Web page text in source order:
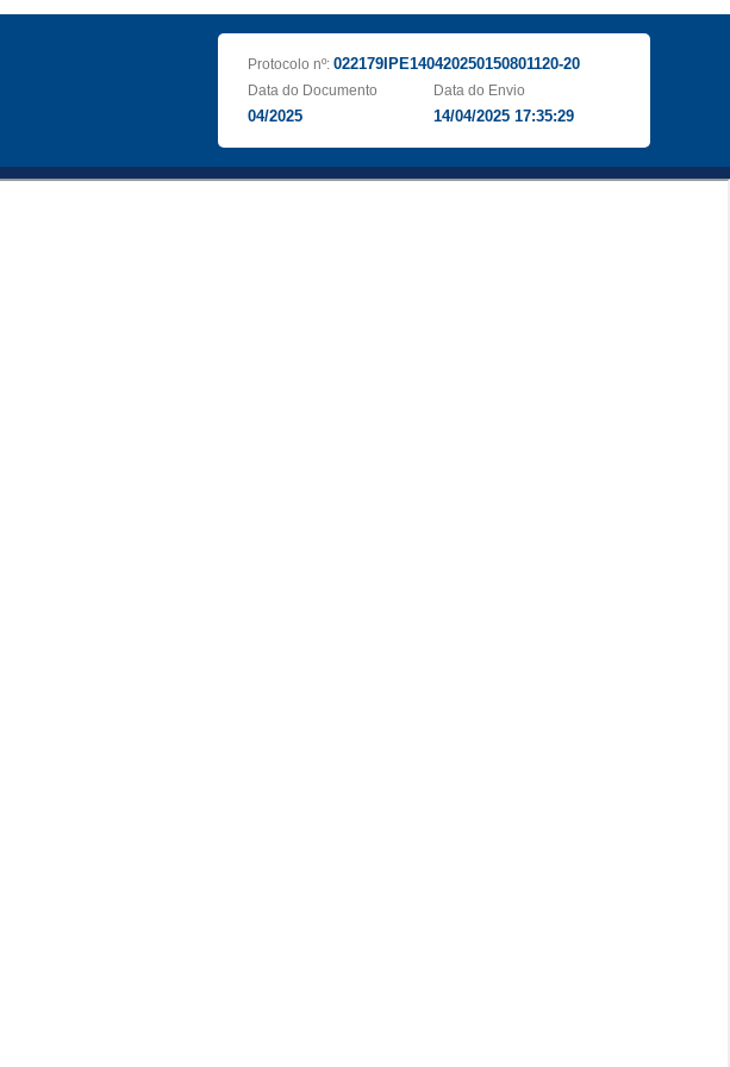
Protocolo nº: 022179IPE140420250150801120-20
Data do Documento
04/2025
Data do Envio
14/04/2025 17:35:29